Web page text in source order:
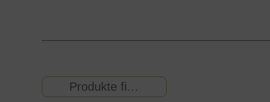
Produkte filtern